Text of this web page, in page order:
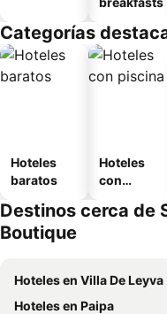
Categorías
Hoteles
baratos
Hoteles
con
Destinos cerca de
Boutique
Hoteles en Villa De Leyva
Hoteles en Paipa